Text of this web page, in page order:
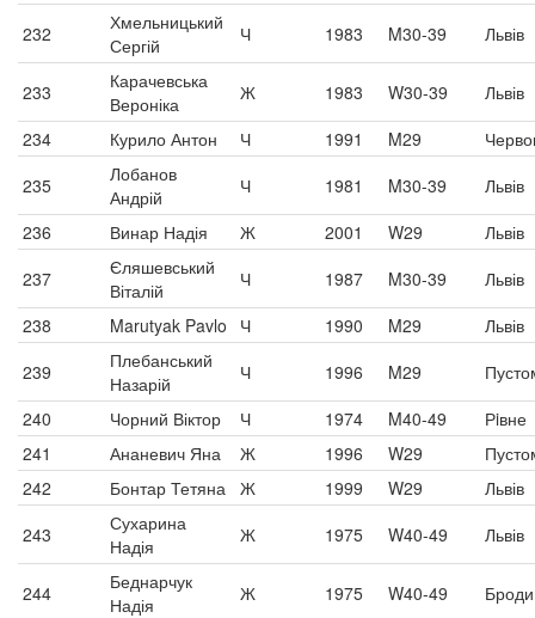
232
Хмельницький
Сергій
Ч 1983 M30-39 Львів
233
Карачевська
Вероніка
Ж 1983 W30-39
Львів
234
Курило Антон Ч 1991 M29
235
Лобанов
Андрій
Ч 1981 M30-39
Львів
236
Винар Надія Ж 2001 W29
Львів
237
Єляшевський
Віталій
Ч 1987 M30-39
Львів
238
Marutyak Pavlo Ч 1990 M29
Львів
239
Плебанський
Назарій
Ч 1996 M29
240
Чорний Віктор Ч 1974 M40-49
Рiвне
241
Ананевич Яна Ж 1996 W29
242
Бонтар Тетяна Ж 1999 W29
Львів
243
Сухарина
Надія
Ж 1975 W40-49 Львів
244
Беднарчук
Надія
Ж 1975 W40-49
Броди